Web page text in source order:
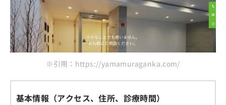
※引用：https://yamamuraganka.com/
基本情報（アクセス、住所、診療時間）